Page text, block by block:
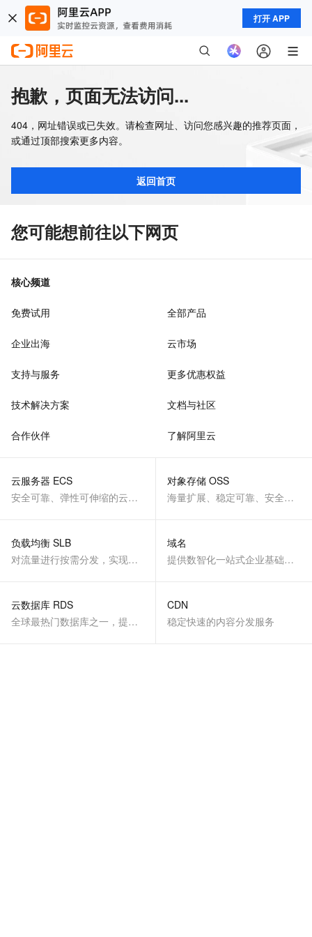
打开 APP
抱歉，页面无法访问...
404，网址错误或已失效。请检查网址、访问您感兴趣的推荐页面，
或通过顶部搜索更多内容。
返回首页
您可能想前往以下网页
核心频道
免费试用 全部产品
企业出海 云市场
支持与服务 更多优惠权益
技术解决方案 文档与社区
合作伙伴 了解阿里云
云服务器 ECS
安全可靠、弹性可伸缩的云计算服务
对象存储 OSS
海量扩展、稳定可靠、安全、低成本、智能
负载均衡 SLB
对流量进行按需分发，实现应用高可用
域名
提供数智化一站式企业基础服务
云数据库 RDS
全球最热门数据库之一，提供全托管的稳定服务
CDN
稳定快速的内容分发服务